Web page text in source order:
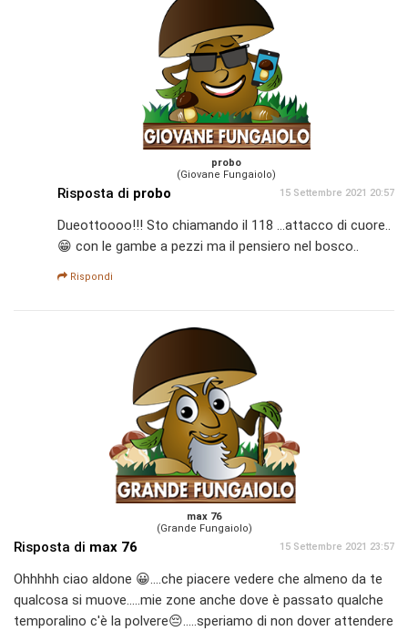
probo
(Giovane Fungaiolo)
Risposta di probo 15 Settembre 2021 20:57
Dueottoooo!!! Sto chiamando il 118 ...attacco di cuore..
😁 con le gambe a pezzi ma il pensiero nel bosco..
Rispondi
max 76
(Grande Fungaiolo)
Risposta di max 76 15 Settembre 2021 23:57
Ohhhhh ciao aldone 😀....che piacere vedere che almeno da te
qualcosa si muove.....mie zone anche dove è passato qualche
temporalino c'è la polvere😔.....speriamo di non dover attendere